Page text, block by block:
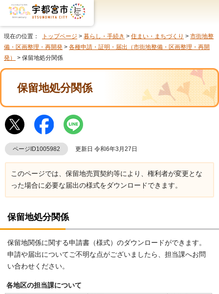
現在の位置： トップページ > 暮らし・手続き > 住まい・まちづくり > 市街地整
備・区画整理・再開発 > 各種申請・証明・届出（市街地整備・区画整理・再開
発）
> 保留地処分関係
保留地処分関係
ページID1005982 更新日 令和6年3月27日
このページでは、保留地売買契約等により、権利者が変更とな
った場合に必要な届出の様式をダウンロードできます。
保留地処分関係
保留地関係に関する申請書（様式）のダウンロードができます。
申請や届出についてご不明な点がございましたら、担当課へお問
い合わせください。
各地区の担当課について